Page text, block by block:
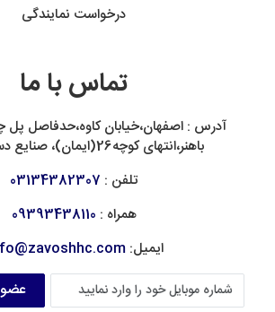
درخواست نمایندگی
تماس با ما
آدرس : اصفهان،خیابان کاوه،حدفاصل پل
باهنر،انتهای کوچه26(ایمان)، صنایع دستی زاوش
تلفن : 03134382307
همراه : 09393438110
ایمیل: